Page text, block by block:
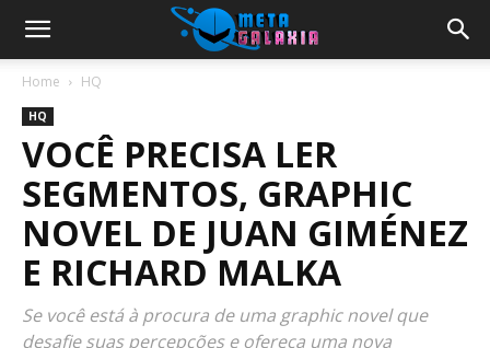
Home HQ
HQ
VOCÊ PRECISA LER
SEGMENTOS, GRAPHIC
NOVEL DE JUAN GIMÉNEZ
E RICHARD MALKA
Se você está à procura de uma graphic novel que
desafie suas percepções e ofereça uma nova